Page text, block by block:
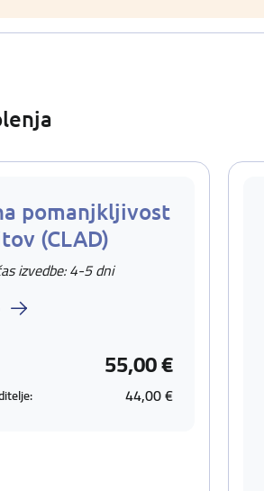
pomanjkljivost
(CLAD)
izvedbe: 4-5 dni
55,00 €
44,00 €